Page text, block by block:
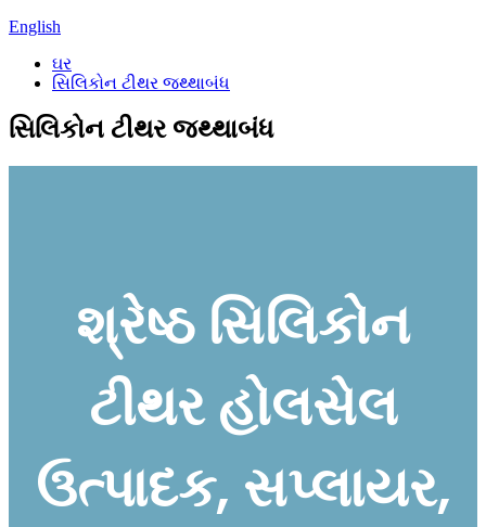
English
ઘર
સિલિકોન ટીથર જથ્થાબંધ
સિલિકોન ટીથર જથ્થાબંધ
શ્રેષ્ઠ સિલિકોન
ટીથર હોલસેલ
ઉત્પાદક, સપ્લાયર,